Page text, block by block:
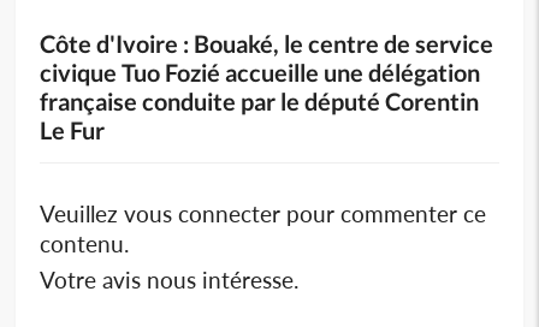
Côte d'Ivoire : Bouaké, le centre de service
civique Tuo Fozié accueille une délégation
française conduite par le député Corentin
Le Fur
Veuillez vous connecter pour commenter ce
contenu.
Votre avis nous intéresse.